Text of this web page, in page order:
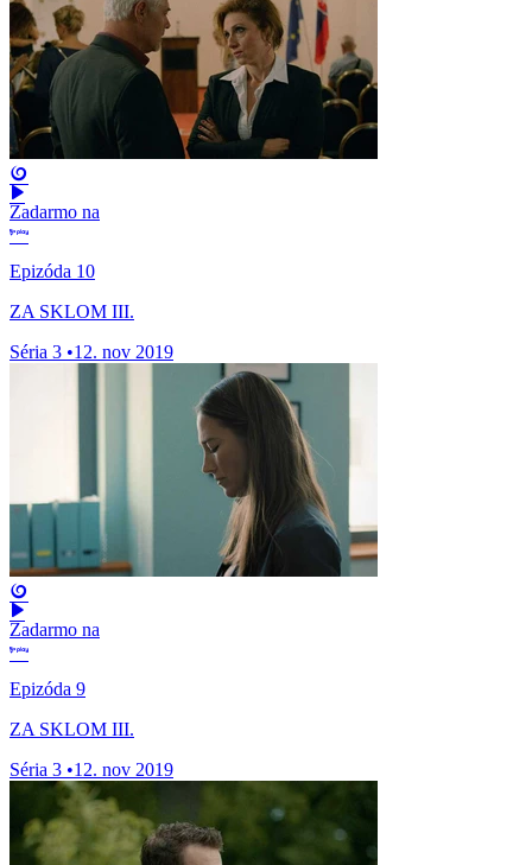
Zadarmo na
Epizóda 10
ZA SKLOM III.
Séria 3 •12. nov 2019
Zadarmo na
Epizóda 9
ZA SKLOM III.
Séria 3 •12. nov 2019